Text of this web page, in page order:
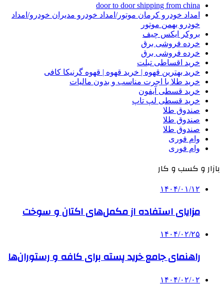
door to door shipping from china
امداد خودرو کرمان موتور/امداد خودرو مدیران خودرو/امداد
خودرو بهمن موتور
بروکر ایکس چیف
خرده فروشی برق
خرده فروشی برق
خرید اقساطی تبلت
خرید بهترین قهوه | خرید قهوه | قهوه گرنیکا کافی
خرید طلا با اجرت مناسب و بدون مالیات
خرید قسطی آیفون
خرید قسطی لپ تاپ
صندوق طلا
صندوق طلا
صندوق طلا
وام فوری
وام فوری
بازار و کسب و کار
۱۴۰۴/۰۱/۱۲
مزایای استفاده از مکمل‌های اکتان و سوخت
۱۴۰۴/۰۲/۲۵
راهنمای جامع خرید پسته برای کافه و رستوران‌ها
۱۴۰۴/۰۲/۰۲